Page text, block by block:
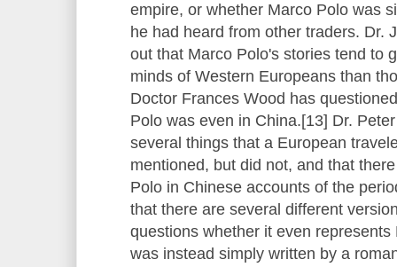
empire, or whether Marco Polo was
he had heard from other traders. Dr.
out that Marco Polo's stories tend to
minds of Western Europeans than
Doctor Frances Wood has
Polo was even in China.[13] Dr.
several things that a European
mentioned, but did not, and that
Polo in Chinese accounts of the
that there are several different
questions whether it even
was instead simply written by a